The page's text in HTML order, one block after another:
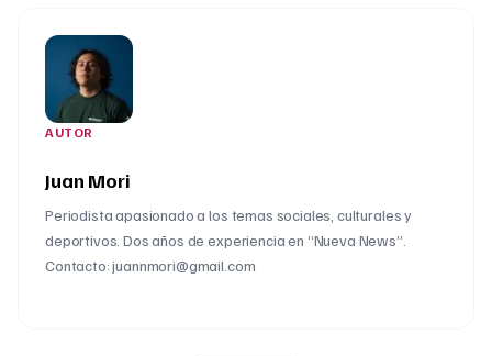
AUTOR
Juan Mori
Periodista apasionado a los temas sociales, culturales y
deportivos. Dos años de experiencia en “Nueva News”.
Contacto: juannmori@gmail.com